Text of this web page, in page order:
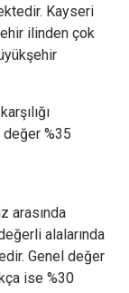
Kayseri
ilinden çok
%35
arasında
alalarında
Genel değer
ise %30